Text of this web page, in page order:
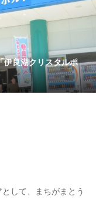
伊良湖クリスタルポ
して、まちがまとう